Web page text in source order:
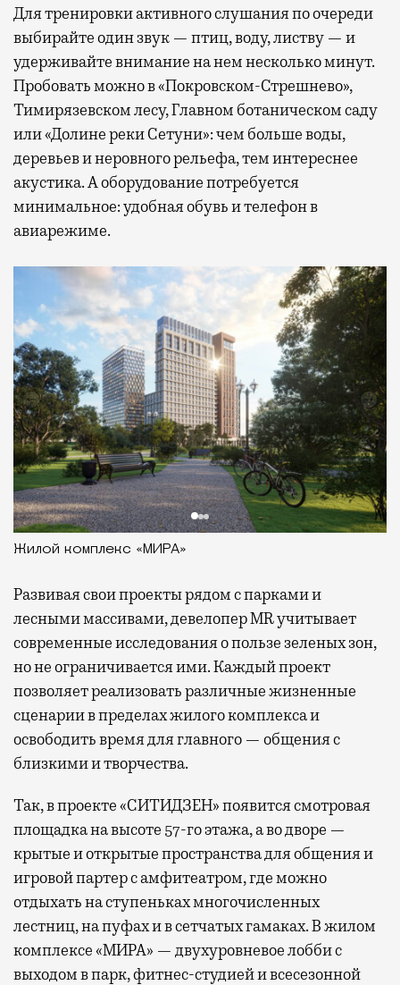
Для тренировки активного слушания по очереди
выбирайте один звук — птиц, воду, листву — и
удерживайте внимание на нем несколько минут.
Пробовать можно в «Покровском-Стрешнево»,
Тимирязевском лесу, Главном ботаническом саду
или «Долине реки Сетуни»: чем больше воды,
деревьев и неровного рельефа, тем интереснее
акустика. А оборудование потребуется
минимальное: удобная обувь и телефон в
авиарежиме.
Жилой комплекс «МИРА»
Развиваясвои проекты рядом с парками и
лесными массивами, девелопер MR учитывает
современные исследования о пользе зеленых зон,
но не ограничивается ими. Каждый проект
позволяет реализовать различные жизненные
сценарии в пределах жилого комплекса и
освободить время для главного — общения с
близкими и творчества.
Так, в проекте «СИТИДЗЕН» появится смотровая
площадка на высоте 57-го этажа, а во дворе —
крытые и открытые пространства для общения и
игровой партер с амфитеатром, где можно
отдыхать на ступеньках многочисленных
лестниц, на пуфах и в сетчатых гамаках. В жилом
комплексе «МИРА» — двухуровневое лобби с
выходом в парк, фитнес-студией и всесезонной